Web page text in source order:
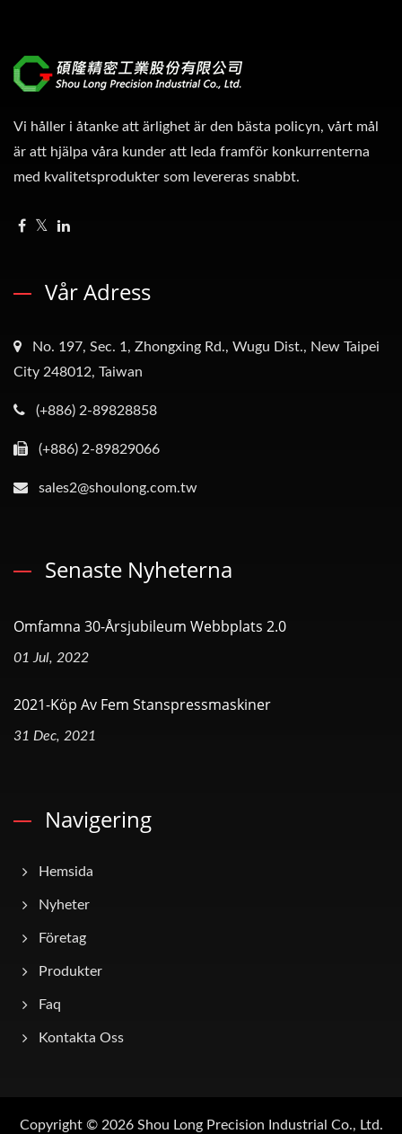
Vi håller i åtanke att ärlighet är den bästa policyn, vårt mål
är att hjälpa våra kunder att leda framför konkurrenterna
med kvalitetsprodukter som levereras snabbt.
Vår Adress
No. 197, Sec. 1, Zhongxing Rd., Wugu Dist., New Taipei
City 248012, Taiwan
(+886) 2-89828858
(+886) 2-89829066
sales2@shoulong.com.tw
Senaste Nyheterna
Omfamna 30-Årsjubileum Webbplats 2.0
01 Jul, 2022
2021-Köp Av Fem Stanspressmaskiner
31 Dec, 2021
Navigering
Hemsida
Nyheter
Företag
Produkter
Faq
Kontakta Oss
Copyright © 2026 Shou Long Precision Industrial Co., Ltd.